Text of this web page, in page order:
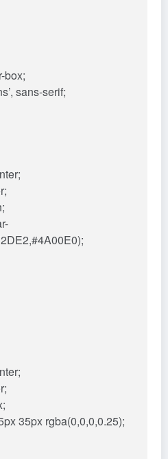
box;
sans-serif;
35px rgba(0,0,0,0.25);